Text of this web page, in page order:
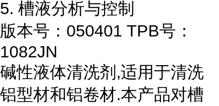
5. 槽液分析与控制
版本号：050401 TPB号：
1082JN
碱性液体清洗剂,适用于清洗
铝型材和铝卷材.本产品对槽